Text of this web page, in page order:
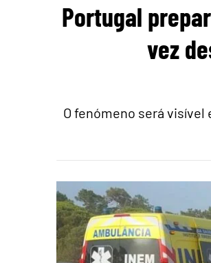
Portugal
vez
O fenómeno será visível